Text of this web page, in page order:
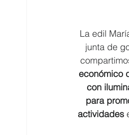
Costa y Playas
La edil
junta de
económico
con
para
actividades